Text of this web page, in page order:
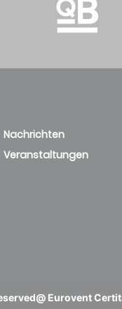
Nachrichten
Veranstaltungen
Eurovent